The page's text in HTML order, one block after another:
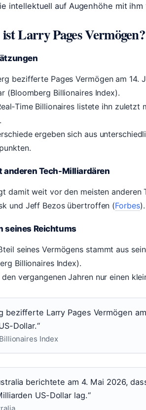
intellektuell auf Augenhöhe mit ihm
Larry Pages Vermögen?
bezifferte Pages Vermögen am 14.
(Bloomberg Billionaires Index).
Billionaires listete ihn
ergeben sich aus
anderen Tech-Milliardären
damit weit vor den meisten anderen
und Jeff Bezos übertroffen (Forbes).
seines Reichtums
seines Vermögens stammt aus
Billionaires Index).
vergangenen Jahren nur einen
bezifferte Larry Pages Vermögen
Dollar.“
Index
berichtete am 4. Mai 2026,
US-Dollar lag.“